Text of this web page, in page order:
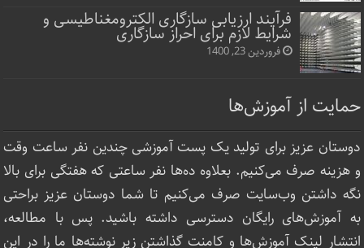
فرآیند ارزیابی سازگاری الکترومغناطیسی و
شرایط لازم برای احراز سازگاری
فروردین 23, 1400
حمایت از آموزش‌ها
دوستان عزیز برای تولید یک پست آموزشی چندین نفر ساعت‌ وقت
و هزینه صرف می‌کنیم. بعلاوه ده‌ها نفر ساعتی که هفتگی برای بالا
نگه داشتن وب‌سایت صرف ‌می‌کنیم تا شما دوستان عزیز براحتی
به آموزش‌های رایگان دسترسی داشته باشید. پس با مطالعه،
انتشار لینک‌ آموزش‌ها و کامنت گذاشتن زیر نوشته‌‌ها ما را در این